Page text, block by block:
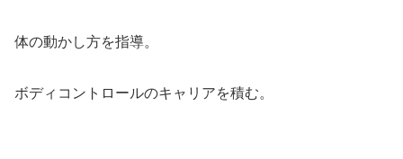
体の動かし方を指導。
ボディコントロールのキャリアを積む。